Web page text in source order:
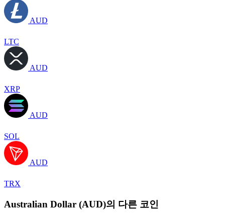
AUD
LTC
AUD
XRP
AUD
SOL
AUD
TRX
Australian Dollar (AUD)의 다른 코인